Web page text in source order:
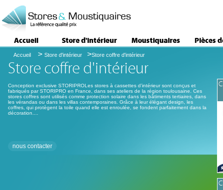
Accueil Store d'intérieur Moustiquaires Pièces
Accueil > Store d'intérieur >Store coffre d'intérieur
Store coffre d'intérieur
Conception exclusive STORIPROLes stores à cassettes d’intérieur sont conçus et
fabriqués par STORIPRO en France, dans ses ateliers de la région toulousaine. Ces
stores coffres sont utilisés comme protection solaire dans les bâtiments tertiaires, dans
les vérandas ou dans les villas contemporaines. Grâce à leur élégant design, les
coffres, qui protègent la toile quand elle est enroulée, se fondent parfaitement dans la
décoration....
nous contacter